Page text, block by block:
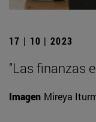
17 | 10 | 2023
"Las finanzas
Imagen Mireya